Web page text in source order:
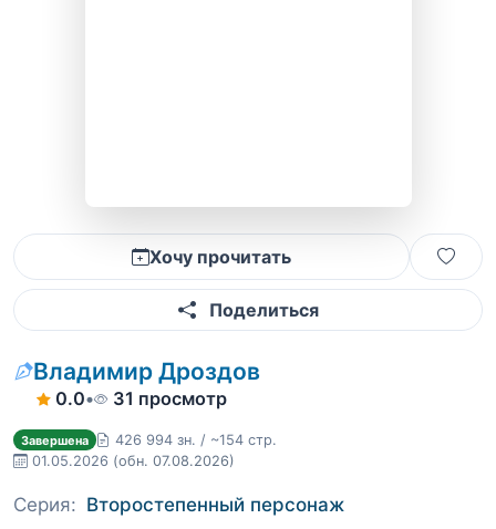
Хочу прочитать
Поделиться
Владимир Дроздов
0.0• 31 просмотр
Завершена
426 994 зн. / ~154 стр.
01.05.2026 (обн. 07.08.2026)
Серия: Второстепенный персонаж